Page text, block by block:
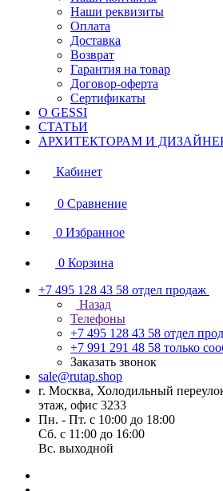
Наши реквизиты
Оплата
Доставка
Возврат
Гарантия на товар
Договор-оферта
Сертификаты
О GESSI
СТАТЬИ
АРХИТЕКТОРАМ И
Кабинет
0 Сравнение
0 Избранное
0 Корзина
+7 495 128 43 58 отдел продаж
Назад
Телефоны
+7 495 128 43 58 отдел
+7 991 291 48 58 только
Заказать звонок
sale@rutap.shop
г. Москва, Холодильный
этаж, офис 3233
Пн. - Пт. с 10:00 до 18:00
Сб. с 11:00 до 16:00
Вс. выходной